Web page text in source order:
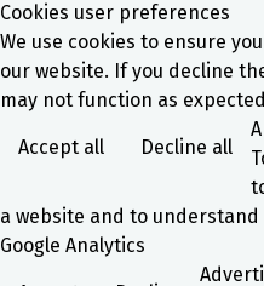
Cookies user preferences
We use cookies to ensure
our website. If you decline
may not function as
Accept all Decline all
a website and to understand
Google Analytics